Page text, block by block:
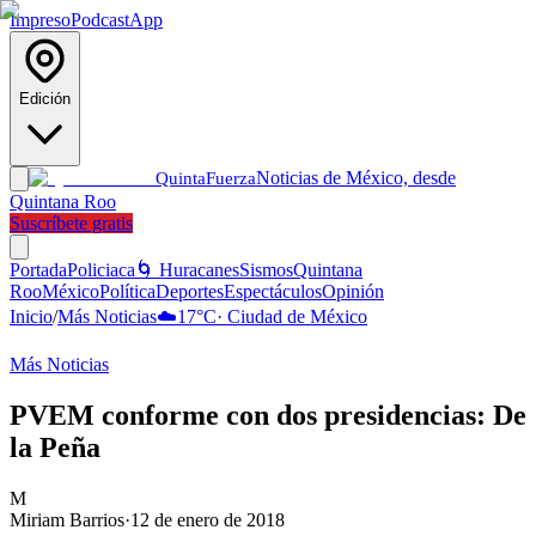
ImpresoPodcastApp
Edición
QuintaFuerzaNoticias de México, desde
Quintana Roo
Suscríbete gratis
PortadaPoliciaca 🌀 HuracanesSismosQuintana
RooMéxicoPolíticaDeportesEspectáculosOpinión
Inicio/Más Noticias☁️17°C· Ciudad de México
Más Noticias
PVEM conforme con dos presidencias: De
la Peña
M
Miriam Barrios·12 de enero de 2018